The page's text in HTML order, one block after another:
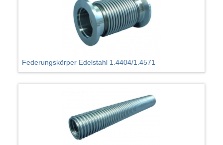
Federungskörper Edelstahl 1.4404/1.4571